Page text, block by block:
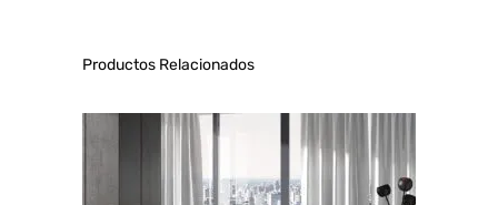
Productos Relacionados